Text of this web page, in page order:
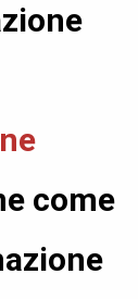
come